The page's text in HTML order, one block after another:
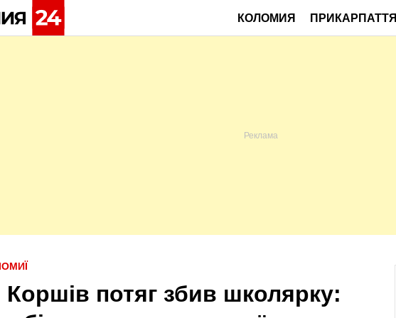
КОЛОМИЯ ПРИКАРПАТТЯ
Коршів потяг збив школярку: